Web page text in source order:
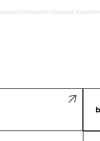
hinnad on tõesed, kuid